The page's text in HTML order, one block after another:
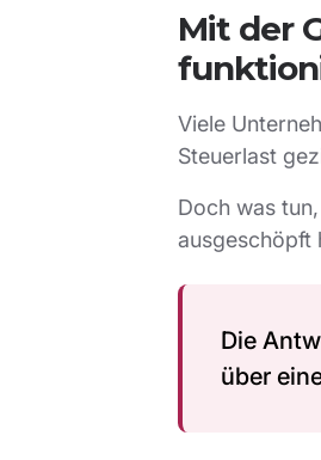
Mit der
Viele
Steuerlast
Doch was
ausgeschöpft
Die
über